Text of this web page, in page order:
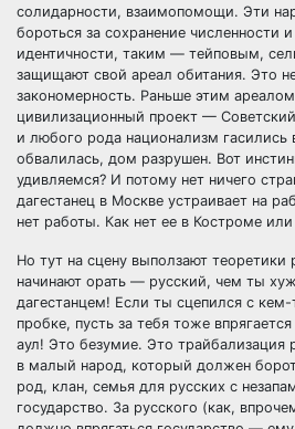
солидарности, взаимопомощи. Эти
бороться за сохранение численности
идентичности, таким — тейповым,
защищают свой ареал обитания. Это
закономерность. Раньше этим
цивилизационный проект —
и любого рода национализм
обвалилась, дом разрушен. Вот
удивляемся? И потому нет ничего
дагестанец в Москве устраивает на
нет работы. Как нет ее в Костроме
Но тут на сцену выползают теоретики
начинают орать — русский, чем ты
дагестанцем! Если ты сцепился с
пробке, пусть за тебя тоже
аул! Это безумие. Это трайбализация
в малый народ, который должен
род, клан, семья для русских с
государство. За русского (как,